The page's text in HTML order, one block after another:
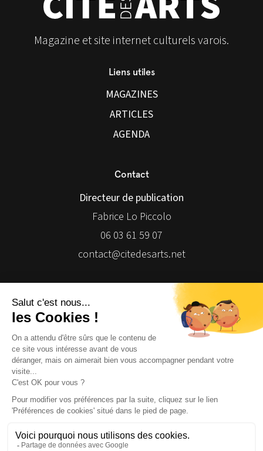
Magazine et site internet culturels varois.
Liens utiles
MAGAZINES
ARTICLES
AGENDA
Contact
Directeur de publication
Fabrice Lo Piccolo
06 03 61 59 07
contact@citedesarts.net